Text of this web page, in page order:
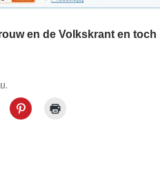
en de Volkskrant en toch